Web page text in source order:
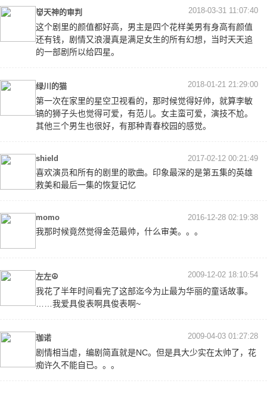
👹天神的审判 2018-03-31 11:07:40
这个剧里的颜值都好高，男主是四个花样美男有身高有颜值
还有钱，剧情又浪漫真是满足女生的所有幻想，当时天天追
的一部剧所以给四星。
绿川的猫 2018-01-21 21:29:00
第一次在家里的星空卫视看的，那时候觉得好帅，就算李敏
镐的狮子头也觉得可爱，有范儿。女主蛮可爱，演技不尬。
其他三个男生也很好，有那种青春校园的感觉。
shield 2017-02-12 00:21:49
喜欢演员和所有的剧里的歌曲。印象最深的是第五集的英雄
救美和最后一集的恢复记忆
momo 2016-12-28 02:19:38
我那时候竟然觉得金范最帅，什么审美。。。
左左☮ 2009-12-02 18:10:54
我花了半年时间看完了这部迄今为止最为华丽的童话故事。
……我爱具俊表啊具俊表啊~
珈诺 2009-04-03 01:27:28
剧情相当虐，编剧简直就是NC。但是具大少实在太帅了，花
痴许久不能自已。。。